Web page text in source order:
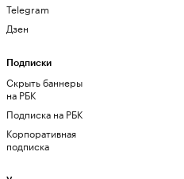
Telegram
Дзен
Подписки
Скрыть баннеры
на РБК
Подписка на РБК
Корпоративная
подписка